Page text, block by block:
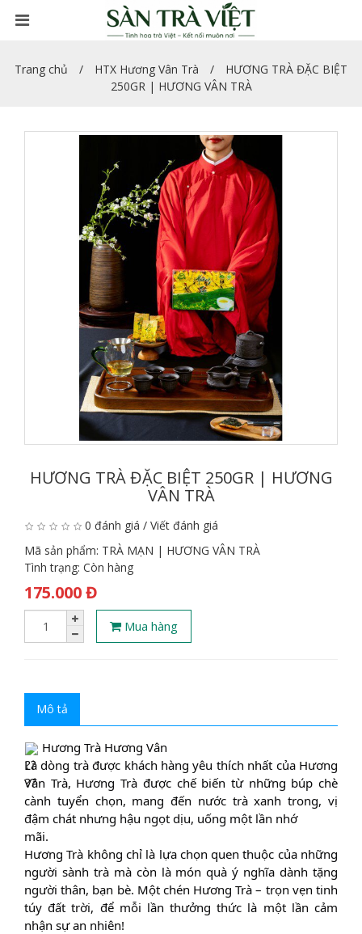
Trang chủ HTX Hương Vân Trà
HƯƠNG TRÀ ĐẶC BIỆT
250GR | HƯƠNG VÂN TRÀ
HƯƠNG TRÀ ĐẶC BIỆT 250GR | HƯƠNG
VÂN TRÀ
0 đánh giá / Viết đánh giá
Mã sản phẩm: TRÀ MẠN | HƯƠNG VÂN TRÀ
Tình trạng: Còn hàng
175.000 Đ
Mua hàng
Mô tả
Hương Trà Hương Vân
Là dòng trà được khách hàng yêu thích nhất của Hương
Vân Trà, Hương Trà được chế biến từ những búp chè
cành tuyển chọn, mang đến nước trà xanh trong, vị
đậm chát nhưng hậu ngọt dịu, uống một lần nhớ
mãi.
Hương Trà không chỉ là lựa chọn quen thuộc của những
người sành trà mà còn là món quà ý nghĩa dành tặng
người thân, bạn bè. Một chén Hương Trà – trọn vẹn tinh
túy đất trời, để mỗi lần thưởng thức là một lần cảm
nhận sự an nhiên!